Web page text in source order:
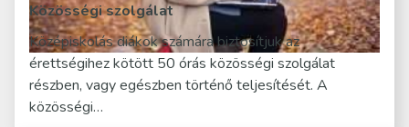
Közösségi szolgálat
Középiskolás diákok számára biztosítjuk az
érettségihez kötött 50 órás közösségi szolgálat
részben, vagy egészben történő teljesítését. A
közösségi…